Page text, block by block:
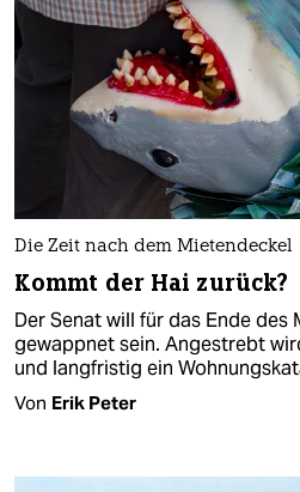
Die Zeit nach dem Mietendeckel
Kommt der Hai zurück?
Der Senat will für das Ende des
gewappnet sein. Angestrebt
und langfristig ein
Von Erik Peter